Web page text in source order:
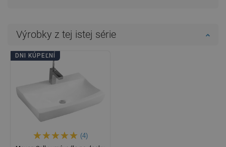
Výrobky z tej istej série
DNI KÚPEĽNÍ
(4)